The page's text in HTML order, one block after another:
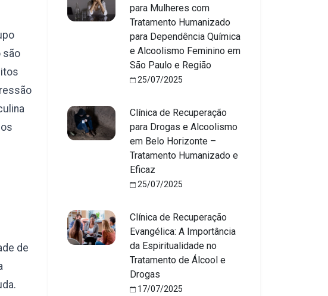
são
de
para Mulheres com
Tratamento Humanizado
para Dependência Química
e Alcoolismo Feminino em
São Paulo e Região
25/07/2025
Clínica de Recuperação
para Drogas e Alcoolismo
em Belo Horizonte –
Tratamento Humanizado e
Eficaz
25/07/2025
Clínica de Recuperação
Evangélica: A Importância
da Espiritualidade no
Tratamento de Álcool e
Drogas
17/07/2025